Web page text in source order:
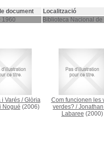
document Localització
1960 Biblioteca Nacional
i Varés/Glòria
Nogué (2006)
Com funcionen les
verdes? /
Labaree (2000)